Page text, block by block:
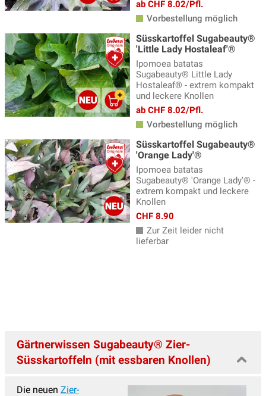
ab CHF 8.02/Pfl.
Vorbestellung möglich
Süsskartoffel Sugabeauty®
'Little Lady Hostaleaf'®
Ipomoea batatas
Sugabeauty® Little Lady
Hostaleaf® - extrem kompakt
und leckere Knollen
ab CHF 8.02/Pfl.
Vorbestellung möglich
Süsskartoffel Sugabeauty®
'Orange Lady'®
Ipomoea batatas
Sugabeauty® 'Orange Lady'® -
extrem kompakt und leckere
Knollen
CHF 8.90
Zur Zeit leider nicht
lieferbar
Gärtnerwissen Sugabeauty® Zier-
Süsskartoffeln (mit essbaren Knollen)
Die neuen Zier-